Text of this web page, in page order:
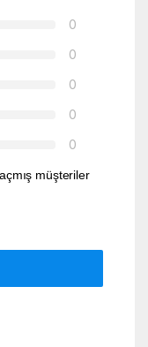
0
0
0
0
0
müşteriler